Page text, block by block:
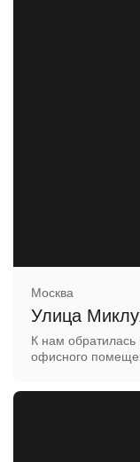
Москва
Улица
К нам обратилась
офисного